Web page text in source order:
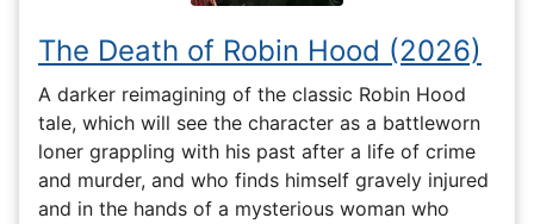
The Death of Robin Hood (2026)
A darker reimagining of the classic Robin Hood
tale, which will see the character as a battleworn
loner grappling with his past after a life of crime
and murder, and who finds himself gravely injured
and in the hands of a mysterious woman who